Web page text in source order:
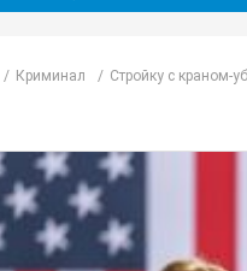
Криминал Стройку с краном-